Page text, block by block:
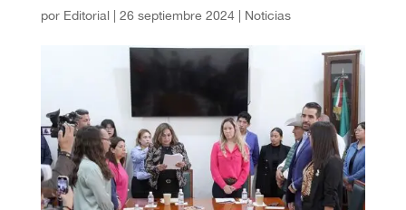
por Editorial| 26 septiembre 2024| Noticias